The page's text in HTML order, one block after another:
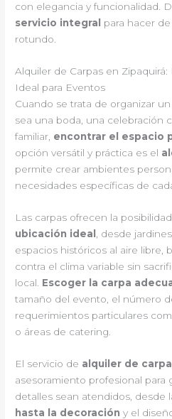
con elegancia y funcionalidad.
servicio integral
para hacer
rotundo.
Alquiler de Carpas en
Ideal para Eventos
Cuando se trata de organizar
sea una boda, una celebración
familiar, encontrar el espacio
opción versátil y práctica es el
permite crear ambientes
necesidades específicas de
Las carpas ofrecen la
ubicación ideal
, desde
espacios históricos al aire libre,
contra el clima variable sin
local. Escoger la carpa
tamaño del evento, el número
requerimientos particulares
o áreas de catering.
El servicio de alquiler de
asesoramiento profesional para
detalles sean atendidos, desde
hasta la decoración y el